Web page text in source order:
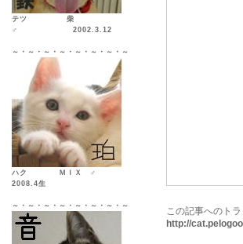
テツ 柴
♂ 2002.3.12
～・～・～・～・～・～・～・～
ハク ＭＩＸ ♂
2008.4生
～・～・～・～・～・～・～・～
この記事へのト
http://